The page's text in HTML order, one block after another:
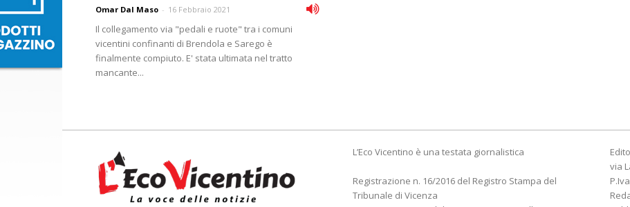
Omar Dal Maso - 16 Febbraio 2021
Il collegamento via "pedali e ruote" tra i comuni
vicentini confinanti di Brendola e Sarego è
finalmente compiuto. E' stata ultimata nel tratto
mancante...
L’Eco Vicentino è una testata giornalistica
Registrazione n. 16/2016 del Registro Stampa del
Tribunale di Vicenza
via